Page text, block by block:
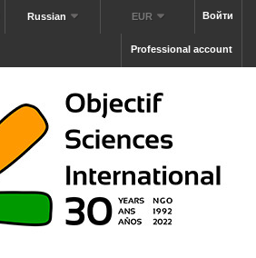
Войти
EUR
Russian
Professional account